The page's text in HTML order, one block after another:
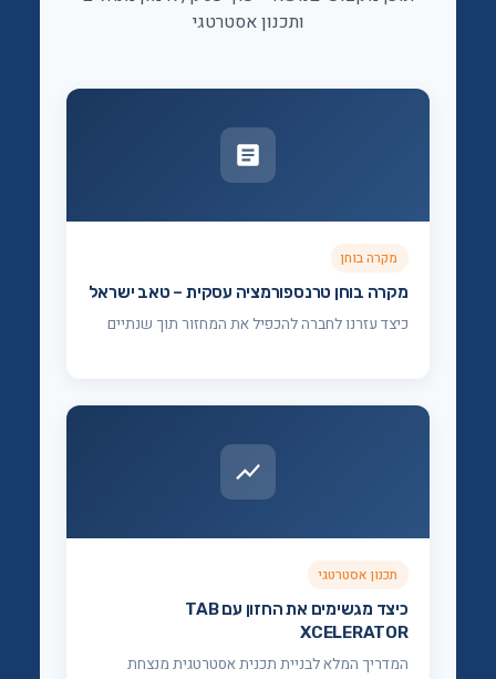
ותכנון אסטרטגי
מקרה בוחן
מקרה בוחן טרנספורמציה עסקית – טאב ישראל
כיצד עזרנו לחברה להכפיל את המחזור תוך שנתיים
תכנון אסטרטגי
כיצד מגשימים את החזון עם TAB
XCELERATOR
המדריך המלא לבניית תכנית אסטרטגית מנצחת